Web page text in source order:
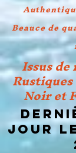
Beauce de
Issus de
Noir et
jour le